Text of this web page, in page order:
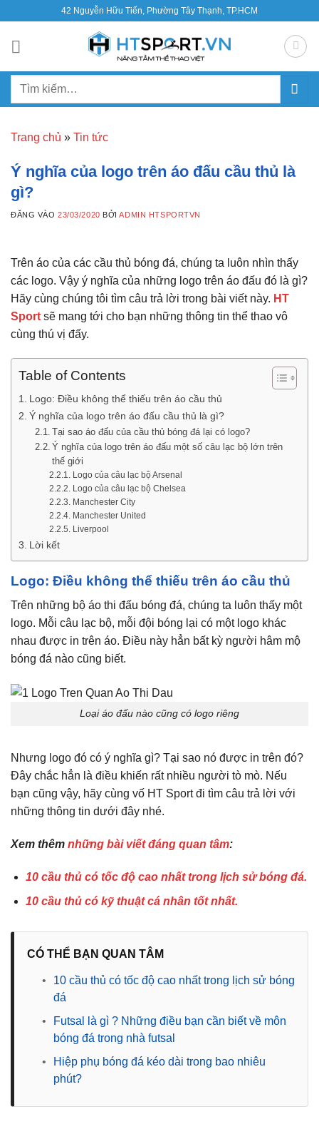
nội
42 Nguyễn Hữu Tiến, Phường Tây Thạnh, TP.HCM
Tìm
Trang chủ » Tin tức
Ý nghĩa của logo trên áo đấu cầu thủ là
gì?
ĐĂNG VÀO23/03/2020 BỞIADMIN HTSPORTVN
Trên áo của các cầu thủ bóng đá, chúng ta luôn nhìn thấy
các logo. Vậy ý nghĩa của những logo trên áo đấu đó là gì?
Hãy cùng chúng tôi tìm câu trả lời trong bài viết này. HT
Sport sẽ mang tới cho bạn những thông tin thể thao vô
cùng thú vị đấy.
Table of Contents
Logo: Điều không thể thiếu trên áo cầu thủ
Ý nghĩa của logo trên áo đấu cầu thủ là gì?
Tại sao áo đấu của cầu thủ bóng đá lại có logo?
Ý nghĩa của logo trên áo đấu một số câu lạc bộ lớn trên
thế giới
Logo của câu lạc bộ Arsenal
Logo của câu lạc bộ Chelsea
Manchester City
Manchester United
Liverpool
Lời kết
Logo: Điều không thể thiếu trên áo cầu thủ
Trên những bộ áo thi đấu bóng đá, chúng ta luôn thấy một
logo. Mỗi câu lạc bộ, mỗi đội bóng lại có một logo khác
nhau được in trên áo. Điều này hẳn bất kỳ người hâm mộ
bóng đá nào cũng biết.
Loại áo đấu nào cũng có logo riêng
Nhưng logo đó có ý nghĩa gì? Tại sao nó được in trên đó?
Đây chắc hẳn là điều khiến rất nhiều người tò mò. Nếu
bạn cũng vậy, hãy cùng vố HT Sport đi tìm câu trả lời với
những thông tin dưới đây nhé.
Xem thêm những bài viết đáng quan tâm:
10 cầu thủ có tốc độ cao nhất trong lịch sử bóng đá.
10 cầu thủ có kỹ thuật cá nhân tốt nhất.
CÓ THỂ BẠN QUAN TÂM
•
10 cầu thủ có tốc độ cao nhất trong lịch sử bóng
đá
•
Futsal là gì ? Những điều bạn cần biết về môn
bóng đá trong nhà futsal
•
Hiệp phụ bóng đá kéo dài trong bao nhiêu
phút?